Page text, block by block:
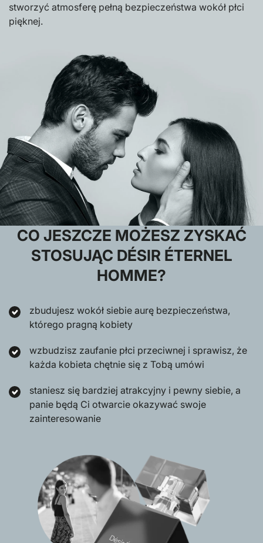
stworzyć atmosferę pełną bezpieczeństwa wokół płci
pięknej.
CO JESZCZE MOŻESZ ZYSKAĆ
STOSUJĄC DÉSIR ÉTERNEL
HOMME?
zbudujesz wokół siebie aurę bezpieczeństwa,
którego pragną kobiety
wzbudzisz zaufanie płci przeciwnej i sprawisz, że
każda kobieta chętnie się z Tobą umówi
staniesz się bardziej atrakcyjny i pewny siebie, a
panie będą Ci otwarcie okazywać swoje
zainteresowanie